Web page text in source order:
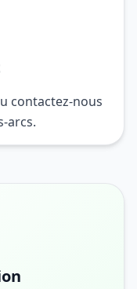
contactez-nous
arcs.